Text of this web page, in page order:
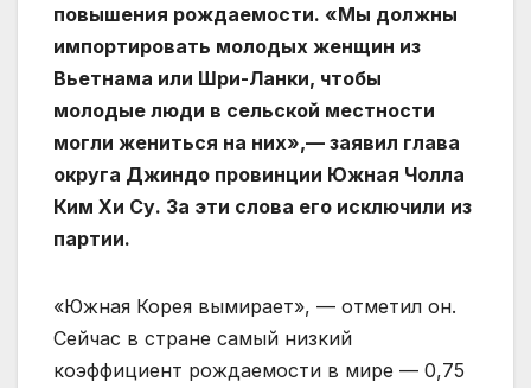
повышения рождаемости. «Мы должны
импортировать молодых женщин из
Вьетнама или Шри-Ланки, чтобы
молодые люди в сельской местности
могли жениться на них»,— заявил глава
округа Джиндо провинции Южная Чолла
Ким Хи Су. За эти слова его исключили из
партии.
«Южная Корея вымирает», — отметил он.
Сейчас в стране самый низкий
коэффициент рождаемости в мире — 0,75